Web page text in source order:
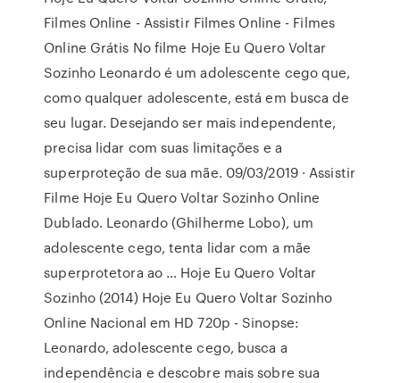
Filmes Online - Assistir Filmes Online - Filmes
Online Grátis No filme Hoje Eu Quero Voltar
Sozinho Leonardo é um adolescente cego que,
como qualquer adolescente, está em busca de
seu lugar. Desejando ser mais independente,
precisa lidar com suas limitações e a
superproteção de sua mãe. 09/03/2019 · Assistir
Filme Hoje Eu Quero Voltar Sozinho Online
Dublado. Leonardo (Ghilherme Lobo), um
adolescente cego, tenta lidar com a mãe
superprotetora ao … Hoje Eu Quero Voltar
Sozinho (2014) Hoje Eu Quero Voltar Sozinho
Online Nacional em HD 720p - Sinopse:
Leonardo, adolescente cego, busca a
independência e descobre mais sobre sua